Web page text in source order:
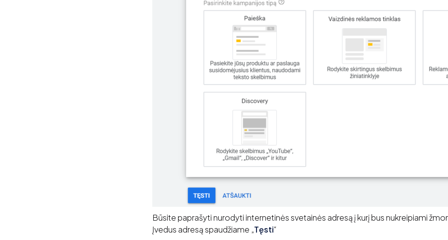
Būsite paprašyti nurodyti internetinės svetainės adresą į kurį bus nukreipiami
Įvedus adresą spaudžiame „Tęsti“